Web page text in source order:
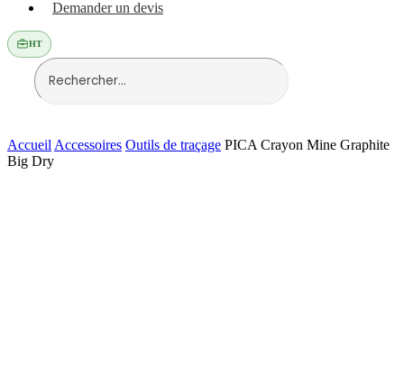
Demander un devis
HT
Accueil Accessoires Outils de traçage PICA Crayon Mine Graphite
Big Dry